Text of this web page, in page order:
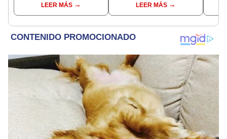
encubiertaLEER MÁS
plantea la
presencialidad
LEER MÁS